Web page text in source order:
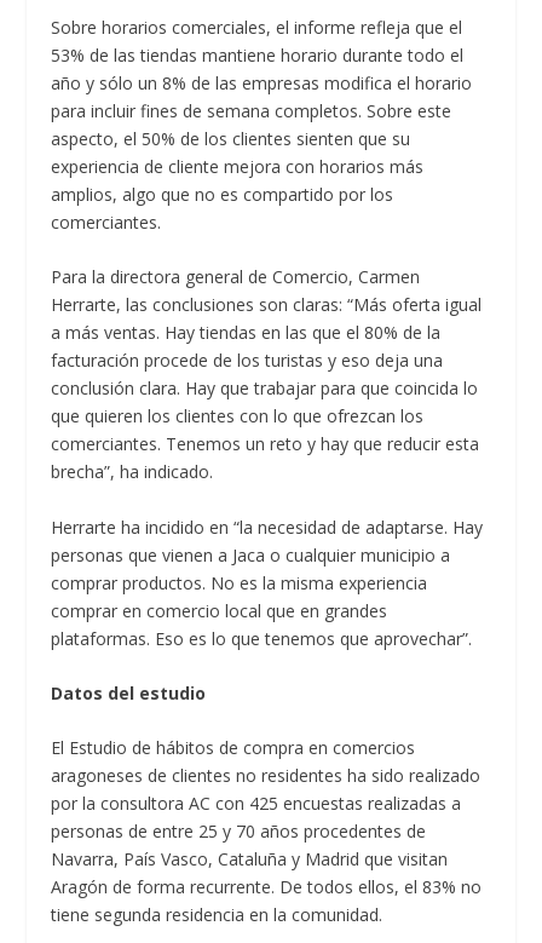
Sobre horarios comerciales, el informe refleja que el
53% de las tiendas mantiene horario durante todo el
año y sólo un 8% de las empresas modifica el horario
para incluir fines de semana completos. Sobre este
aspecto, el 50% de los clientes sienten que su
experiencia de cliente mejora con horarios más
amplios, algo que no es compartido por los
comerciantes.
Para la directora general de Comercio, Carmen
Herrarte, las conclusiones son claras: “Más oferta igual
a más ventas. Hay tiendas en las que el 80% de la
facturación procede de los turistas y eso deja una
conclusión clara. Hay que trabajar para que coincida lo
que quieren los clientes con lo que ofrezcan los
comerciantes. Tenemos un reto y hay que reducir esta
brecha”, ha indicado.
Herrarte ha incidido en “la necesidad de adaptarse. Hay
personas que vienen a Jaca o cualquier municipio a
comprar productos. No es la misma experiencia
comprar en comercio local que en grandes
plataformas. Eso es lo que tenemos que aprovechar”.
Datos del estudio
El Estudio de hábitos de compra en comercios
aragoneses de clientes no residentes ha sido realizado
por la consultora AC con 425 encuestas realizadas a
personas de entre 25 y 70 años procedentes de
Navarra, País Vasco, Cataluña y Madrid que visitan
Aragón de forma recurrente. De todos ellos, el 83% no
tiene segunda residencia en la comunidad.